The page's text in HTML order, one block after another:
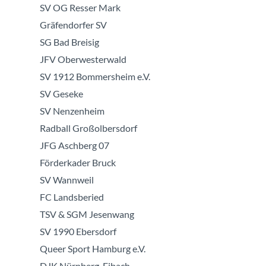
SV OG Resser Mark
Gräfendorfer SV
SG Bad Breisig
JFV Oberwesterwald
SV 1912 Bommersheim e.V.
SV Geseke
SV Nenzenheim
Radball Großolbersdorf
JFG Aschberg 07
Förderkader Bruck
SV Wannweil
FC Landsberied
TSV & SGM Jesenwang
SV 1990 Ebersdorf
Queer Sport Hamburg e.V.